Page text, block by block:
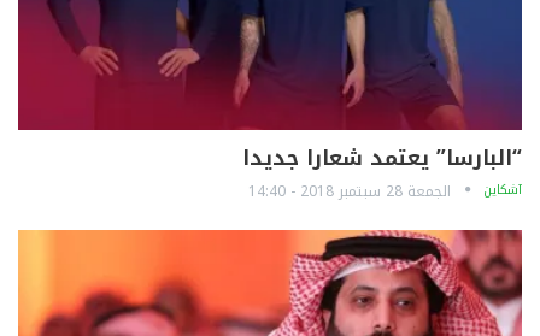
“البارسا” يعتمد شعارا جديدا
آشكاين الجمعة 28 سبتمبر 2018 - 14:40